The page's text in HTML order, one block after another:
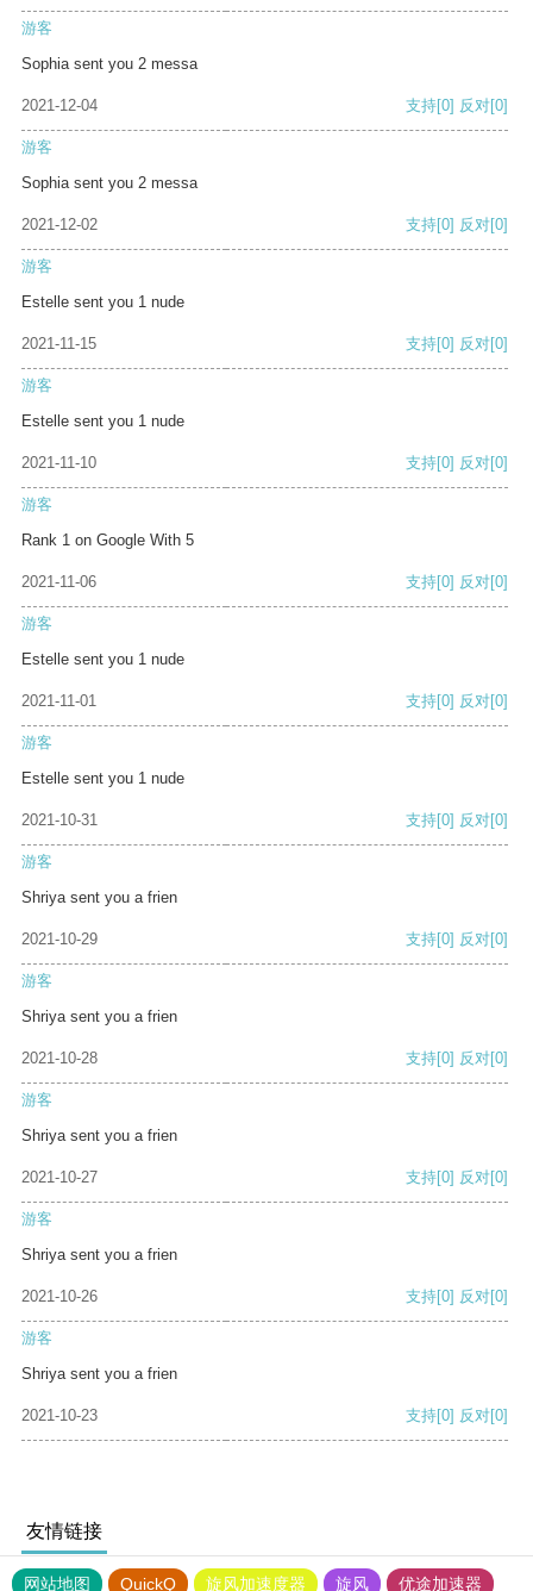
游客
Sophia sent you 2 messa
2021-12-04 支持[0] 反对[0]
游客
Sophia sent you 2 messa
2021-12-02 支持[0] 反对[0]
游客
Estelle sent you 1 nude
2021-11-15 支持[0] 反对[0]
游客
Estelle sent you 1 nude
2021-11-10 支持[0] 反对[0]
游客
Rank 1 on Google With 5
2021-11-06 支持[0] 反对[0]
游客
Estelle sent you 1 nude
2021-11-01 支持[0] 反对[0]
游客
Estelle sent you 1 nude
2021-10-31 支持[0] 反对[0]
游客
Shriya sent you a frien
2021-10-29 支持[0] 反对[0]
游客
Shriya sent you a frien
2021-10-28 支持[0] 反对[0]
游客
Shriya sent you a frien
2021-10-27 支持[0] 反对[0]
游客
Shriya sent you a frien
2021-10-26 支持[0] 反对[0]
游客
Shriya sent you a frien
2021-10-23 支持[0] 反对[0]
友情链接
网站地图 QuickQ 旋风加速度器 旋风 优途加速器